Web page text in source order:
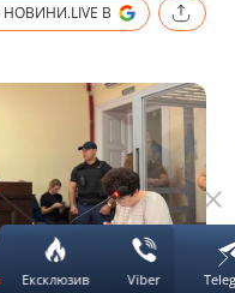
В
Ексклюзив Viber